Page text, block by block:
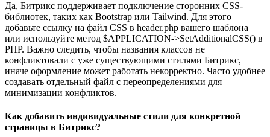
Да, Битрикс поддерживает подключение сторонних CSS-
библиотек, таких как Bootstrap или Tailwind. Для этого
добавьте ссылку на файл CSS в header.php вашего шаблона
или используйте метод $APPLICATION->SetAdditionalCSS() в
PHP. Важно следить, чтобы названия классов не
конфликтовали с уже существующими стилями Битрикс,
иначе оформление может работать некорректно. Часто удобнее
создавать отдельный файл с переопределениями для
минимизации конфликтов.
Как добавить индивидуальные стили для конкретной
страницы в Битрикс?